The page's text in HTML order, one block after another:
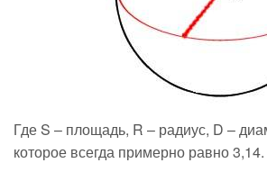
Где S – площадь, R – радиус, D –
которое всегда примерно равно 3,14.